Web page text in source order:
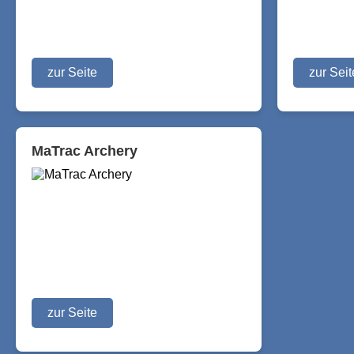
zur Seite zur
MaTrac Archery
zur Seite